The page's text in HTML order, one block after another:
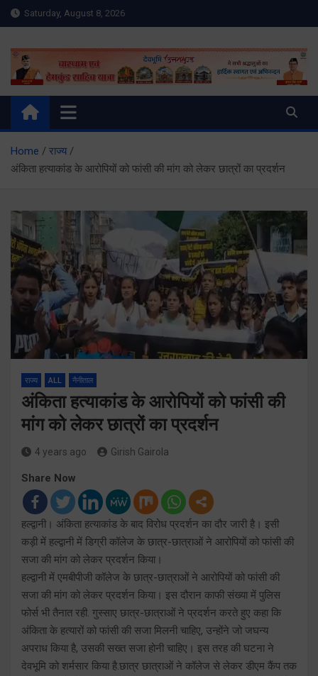
Skip
to
Saturday, August 8, 2026
Meru Raibar | Uttarakhand
News | Uttarkashi News
meruraibar.com
Home
राज्य
अंकिता हत्याकांड के आरोपियों को फांसी की मांग को लेकर छात्रों का प्रदर्शन
राज्य ALL नैनीताल
अंकिता हत्याकांड के आरोपियों को फांसी की
मांग को लेकर छात्रों का प्रदर्शन
4 years ago Girish Gairola
Share Now
हल्द्वानी। अंकिता हत्याकांड के बाद विरोध प्रदर्शन का दौर जारी है। इसी
कड़ी में हल्द्वानी में डिग्री कॉलेज के छात्र-छात्राओं ने आरोपियों को फांसी की
सजा की मांग को लेकर प्रदर्शन किया।
हल्द्वानी में एमबीपीजी कॉलेज के छात्र-छात्राओं ने आरोपियों को फांसी की
सजा की मांग को लेकर प्रदर्शन किया। इस दौरान काफी संख्या में पुलिस
फोर्स भी तैनात रही. गुस्साए छात्र-छात्राओं ने प्रदर्शन करते हुए कहा कि
अंकिता के हत्यारों को फांसी की सजा मिलनी चाहिए, उन्होंने जो जघन्य
अपराध किया है, उसकी सख्त सजा होनी चाहिए। इस तरह की घटना ने
देवभूमि को शर्मसार किया है.छात्र छात्राओं ने कॉलेज से लेकर डीएम कैंप तक